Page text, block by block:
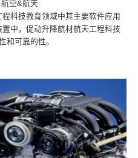
空&航天
科技教育领域中其主要软件应用
中，促动升降航材航天工程科技
和可靠的性。